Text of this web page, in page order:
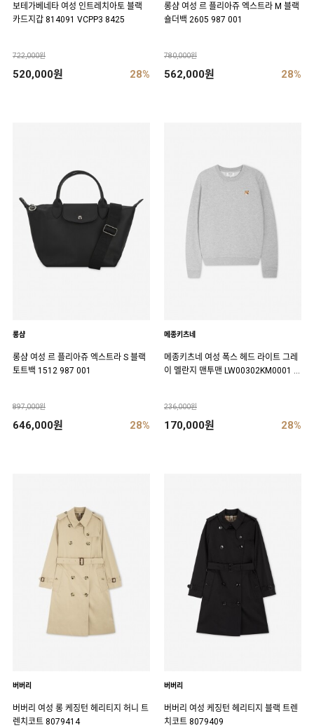
보테가베네타 여성 인트레치아토 블랙
카드지갑 814091 VCPP3 8425
722,000원
520,000원 28%
롱샴 여성 르 플리아쥬 엑스트라 M 블랙
숄더백 2605 987 001
780,000원
562,000원 28%
롱샴
롱샴 여성 르 플리아쥬 엑스트라 S 블랙
토트백 1512 987 001
897,000원
646,000원 28%
메종키츠네
메종키츠네 여성 폭스 헤드 라이트 그레
이 멜란지 맨투맨 LW00302KM0001 H
236,000원
170,000원 28%
버버리
버버리 여성 롱 케징턴 헤리티지 허니 트
렌치코트 8079414
버버리
버버리 여성 케징턴 헤리티지 블랙 트렌
치코트 8079409